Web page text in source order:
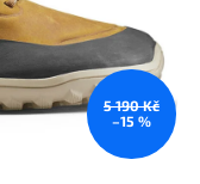
5 190 Kč
–15 %